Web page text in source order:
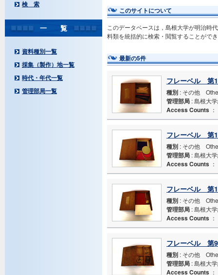
検 索
一 覧
資料種別一覧
採集（製作）地一覧
時代・年代一覧
管理部局一覧
このサイトについて
このデータベースは，島根大学が明治時
料類を統括的に検索・閲覧することがで
最新の5件
フレーベル 第
種別 : その他
管理部局 : 島根大
Access Counts ：
フレーベル 第
種別 : その他
管理部局 : 島根大
Access Counts ：
フレーベル 第
種別 : その他
管理部局 : 島根大
Access Counts ：
フレーベル 第
種別 : その他
管理部局 : 島根大
Access Counts ：